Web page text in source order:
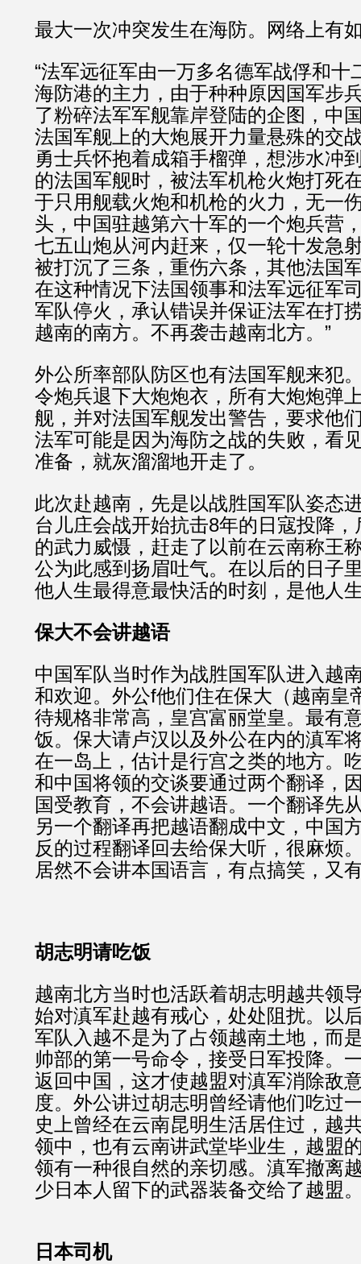
最大一次冲突发生在海防。网络上有
“法军远征军由一万多名德军战俘和十
海防港的主力，由于种种原因国军步
了粉碎法军军舰靠岸登陆的企图，中
法国军舰上的大炮展开力量悬殊的交
勇士兵怀抱着成箱手榴弹，想涉水冲
的法国军舰时，被法军机枪火炮打死
于只用舰载火炮和机枪的火力，无一
头，中国驻越第六十军的一个炮兵营
七五山炮从河内赶来，仅一轮十发急
被打沉了三条，重伤六条，其他法国
在这种情况下法国领事和法军远征军
军队停火，承认错误并保证法军在打
越南的南方。不再袭击越南北方。”
外公所率部队防区也有法国军舰来犯
令炮兵退下大炮炮衣，所有大炮炮弹
舰，并对法国军舰发出警告，要求他
法军可能是因为海防之战的失败，看
准备，就灰溜溜地开走了。
此次赴越南，先是以战胜国军队姿态
台儿庄会战开始抗击8年的日寇投降
的武力威慑，赶走了以前在云南称王
公为此感到扬眉吐气。在以后的日子
他人生最得意最快活的时刻，是他人
保大不会讲越语
中国军队当时作为战胜国军队进入越
和欢迎。外公f他们住在保大（越南皇
待规格非常高，皇宫富丽堂皇。最有
饭。保大请卢汉以及外公在内的滇军
在一岛上，估计是行宫之类的地方。
和中国将领的交谈要通过两个翻译，
国受教育，不会讲越语。一个翻译先
另一个翻译再把越语翻成中文，中国
反的过程翻译回去给保大听，很麻烦
居然不会讲本国语言，有点搞笑，又
胡志明请吃饭
越南北方当时也活跃着胡志明越共领
始对滇军赴越有戒心，处处阻扰。以
军队入越不是为了占领越南土地，而
帅部的第一号命令，接受日军投降。
返回中国，这才使越盟对滇军消除敌
度。外公讲过胡志明曾经请他们吃过
史上曾经在云南昆明生活居住过，越
领中，也有云南讲武堂毕业生，越盟
领有一种很自然的亲切感。滇军撤离
少日本人留下的武器装备交给了越盟
日本司机